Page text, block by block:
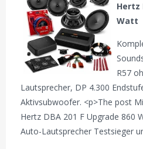
Hertz
Watt
R57
Lautsprecher, DP 4.300
Aktivsubwoofer. <p>The post
Hertz DBA 201 F Upgrade 860
Auto-Lautsprecher Testsieger